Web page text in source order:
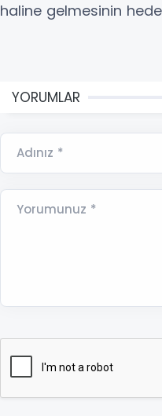
haline gelmesinin
YORUMLAR
Adınız *
Yorumunuz *